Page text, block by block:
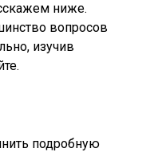
ниже.
вопросов
изучив
подробную